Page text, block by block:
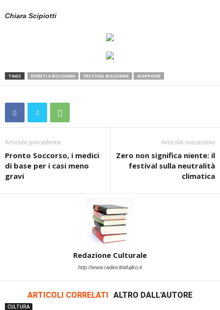
Chiara Scipiotti
TAGS EVENTI A BOLOGNA FESTIVAL BOLOGNA GIAPPONE
Articolo precedente
Pronto Soccorso, i medici
di base per i casi meno
gravi
Articolo successivo
Zero non significa niente: il
festival sulla neutralità
climatica
Redazione Culturale
http://www.radiocittafujiko.it
ARTICOLI CORRELATI ALTRO DALL'AUTORE
CULTURA